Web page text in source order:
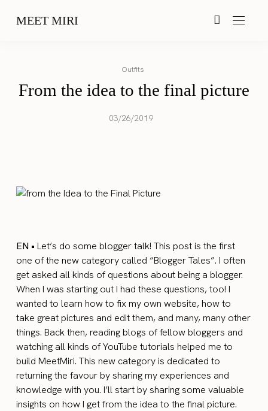
MEET MIRI
Outfits
From the idea to the final picture
03/26/2019
EN •Let’s do some blogger talk! This post is the first
one of the new category called “Blogger Tales”. I often
get asked all kinds of questions about being a blogger.
When I was starting out I had these questions, too! I
wanted to learn how to fix my own website, how to
take great pictures and edit them, and many, many other
things. Back then, reading blogs of fellow bloggers and
watching all kinds of YouTube tutorials helped me to
build MeetMiri. This new category is dedicated to
returning the favour by sharing my experiences and
knowledge with you. I’ll start by sharing some valuable
insights on how I get from the idea to the final picture.